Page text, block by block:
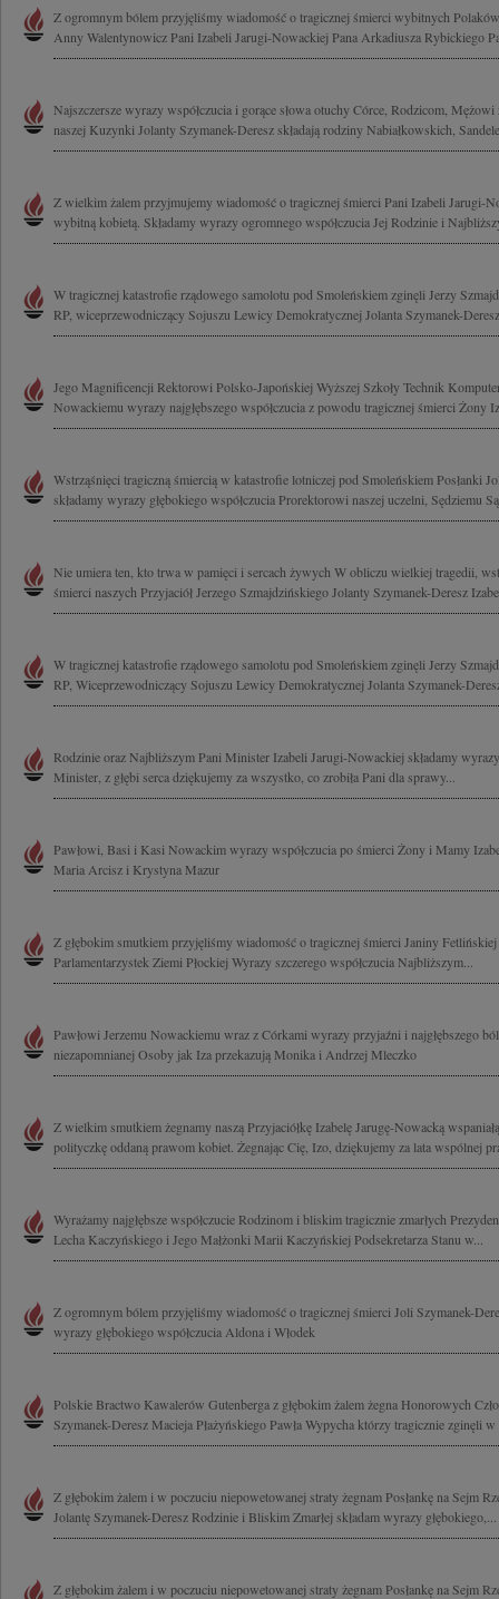
Z ogromnym bólem przyjęliśmy wiadomość o tragicznej śmierci wybitnych
Anny Walentynowicz Pani Izabeli Jarugi-Nowackiej Pana Arkadiusza Rybickiego
Najszczersze wyrazy współczucia i gorące słowa otuchy Córce, Rodzicom,
naszej Kuzynki Jolanty Szymanek-Deresz składają rodziny Nabiałkowskich,
Z wielkim żalem przyjmujemy wiadomość o tragicznej śmierci Pani Izabeli Jarugi-
wybitną kobietą. Składamy wyrazy ogromnego współczucia Jej Rodzinie i
W tragicznej katastrofie rządowego samolotu pod Smoleńskiem zginęli Jerzy
RP, wiceprzewodniczący Sojuszu Lewicy Demokratycznej Jolanta Szymanek-
Jego Magnificencji Rektorowi Polsko-Japońskiej Wyższej Szkoły Technik
Nowackiemu wyrazy najgłębszego współczucia z powodu tragicznej śmierci Żony
Wstrząśnięci tragiczną śmiercią w katastrofie lotniczej pod Smoleńskiem Posłanki
składamy wyrazy głębokiego współczucia Prorektorowi naszej uczelni, Sędziemu
Nie umiera ten, kto trwa w pamięci i sercach żywych W obliczu wielkiej tragedii,
śmierci naszych Przyjaciół Jerzego Szmajdzińskiego Jolanty Szymanek-Deresz
W tragicznej katastrofie rządowego samolotu pod Smoleńskiem zginęli Jerzy
RP, Wiceprzewodniczący Sojuszu Lewicy Demokratycznej Jolanta Szymanek-
Rodzinie oraz Najbliższym Pani Minister Izabeli Jarugi-Nowackiej składamy wyrazy
Minister, z głębi serca dziękujemy za wszystko, co zrobiła Pani dla sprawy...
Pawłowi, Basi i Kasi Nowackim wyrazy współczucia po śmierci Żony i Mamy
Maria Arcisz i Krystyna Mazur
Z głębokim smutkiem przyjęliśmy wiadomość o tragicznej śmierci Janiny
Parlamentarzystek Ziemi Płockiej Wyrazy szczerego współczucia Najbliższym...
Pawłowi Jerzemu Nowackiemu wraz z Córkami wyrazy przyjaźni i najgłębszego
niezapomnianej Osoby jak Iza przekazują Monika i Andrzej Mleczko
Z wielkim smutkiem żegnamy naszą Przyjaciółkę Izabelę Jarugę-Nowacką
polityczkę oddaną prawom kobiet. Żegnając Cię, Izo, dziękujemy za lata wspólnej
Wyrażamy najgłębsze współczucie Rodzinom i bliskim tragicznie zmarłych
Lecha Kaczyńskiego i Jego Małżonki Marii Kaczyńskiej Podsekretarza Stanu w...
Z ogromnym bólem przyjęliśmy wiadomość o tragicznej śmierci Joli Szymanek-
wyrazy głębokiego współczucia Aldona i Włodek
Polskie Bractwo Kawalerów Gutenberga z głębokim żalem żegna Honorowych
Szymanek-Deresz Macieja Płażyńskiego Pawła Wypycha którzy tragicznie zginęli
Z głębokim żalem i w poczuciu niepowetowanej straty żegnam Posłankę na Sejm
Jolantę Szymanek-Deresz Rodzinie i Bliskim Zmarłej składam wyrazy głębokiego,...
Z głębokim żalem i w poczuciu niepowetowanej straty żegnam Posłankę na Sejm